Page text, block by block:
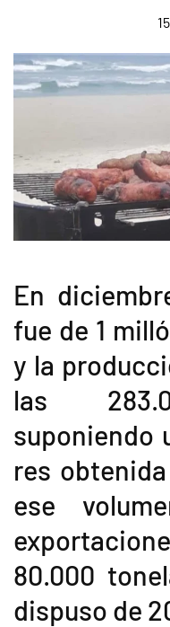
En
fue de 1
y la
las
suponiendo
res
ese
80.000
dispuso de